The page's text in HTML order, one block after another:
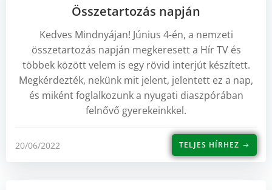
Összetartozás napján
Kedves Mindnyájan! Június 4-én, a nemzeti
összetartozás napján megkeresett a Hír TV és
többek között velem is egy rövid interjút készített.
Megkérdezték, nekünk mit jelent, jelentett ez a nap,
és miként foglalkozunk a nyugati diaszpórában
felnővő gyerekeinkkel.
20/06/2022 TELJES HÍRHEZ